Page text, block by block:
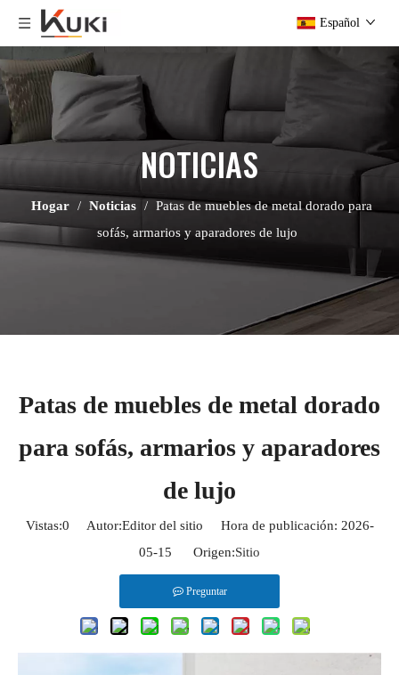
Español
NOTICIAS
Hogar / Noticias / Patas de muebles de metal dorado para
sofás, armarios y aparadores de lujo
Patas de muebles de metal dorado
para sofás, armarios y aparadores
de lujo
Vistas:0 Autor:Editor del sitio Hora de publicación: 2026-
05-15 Origen:Sitio
Preguntar